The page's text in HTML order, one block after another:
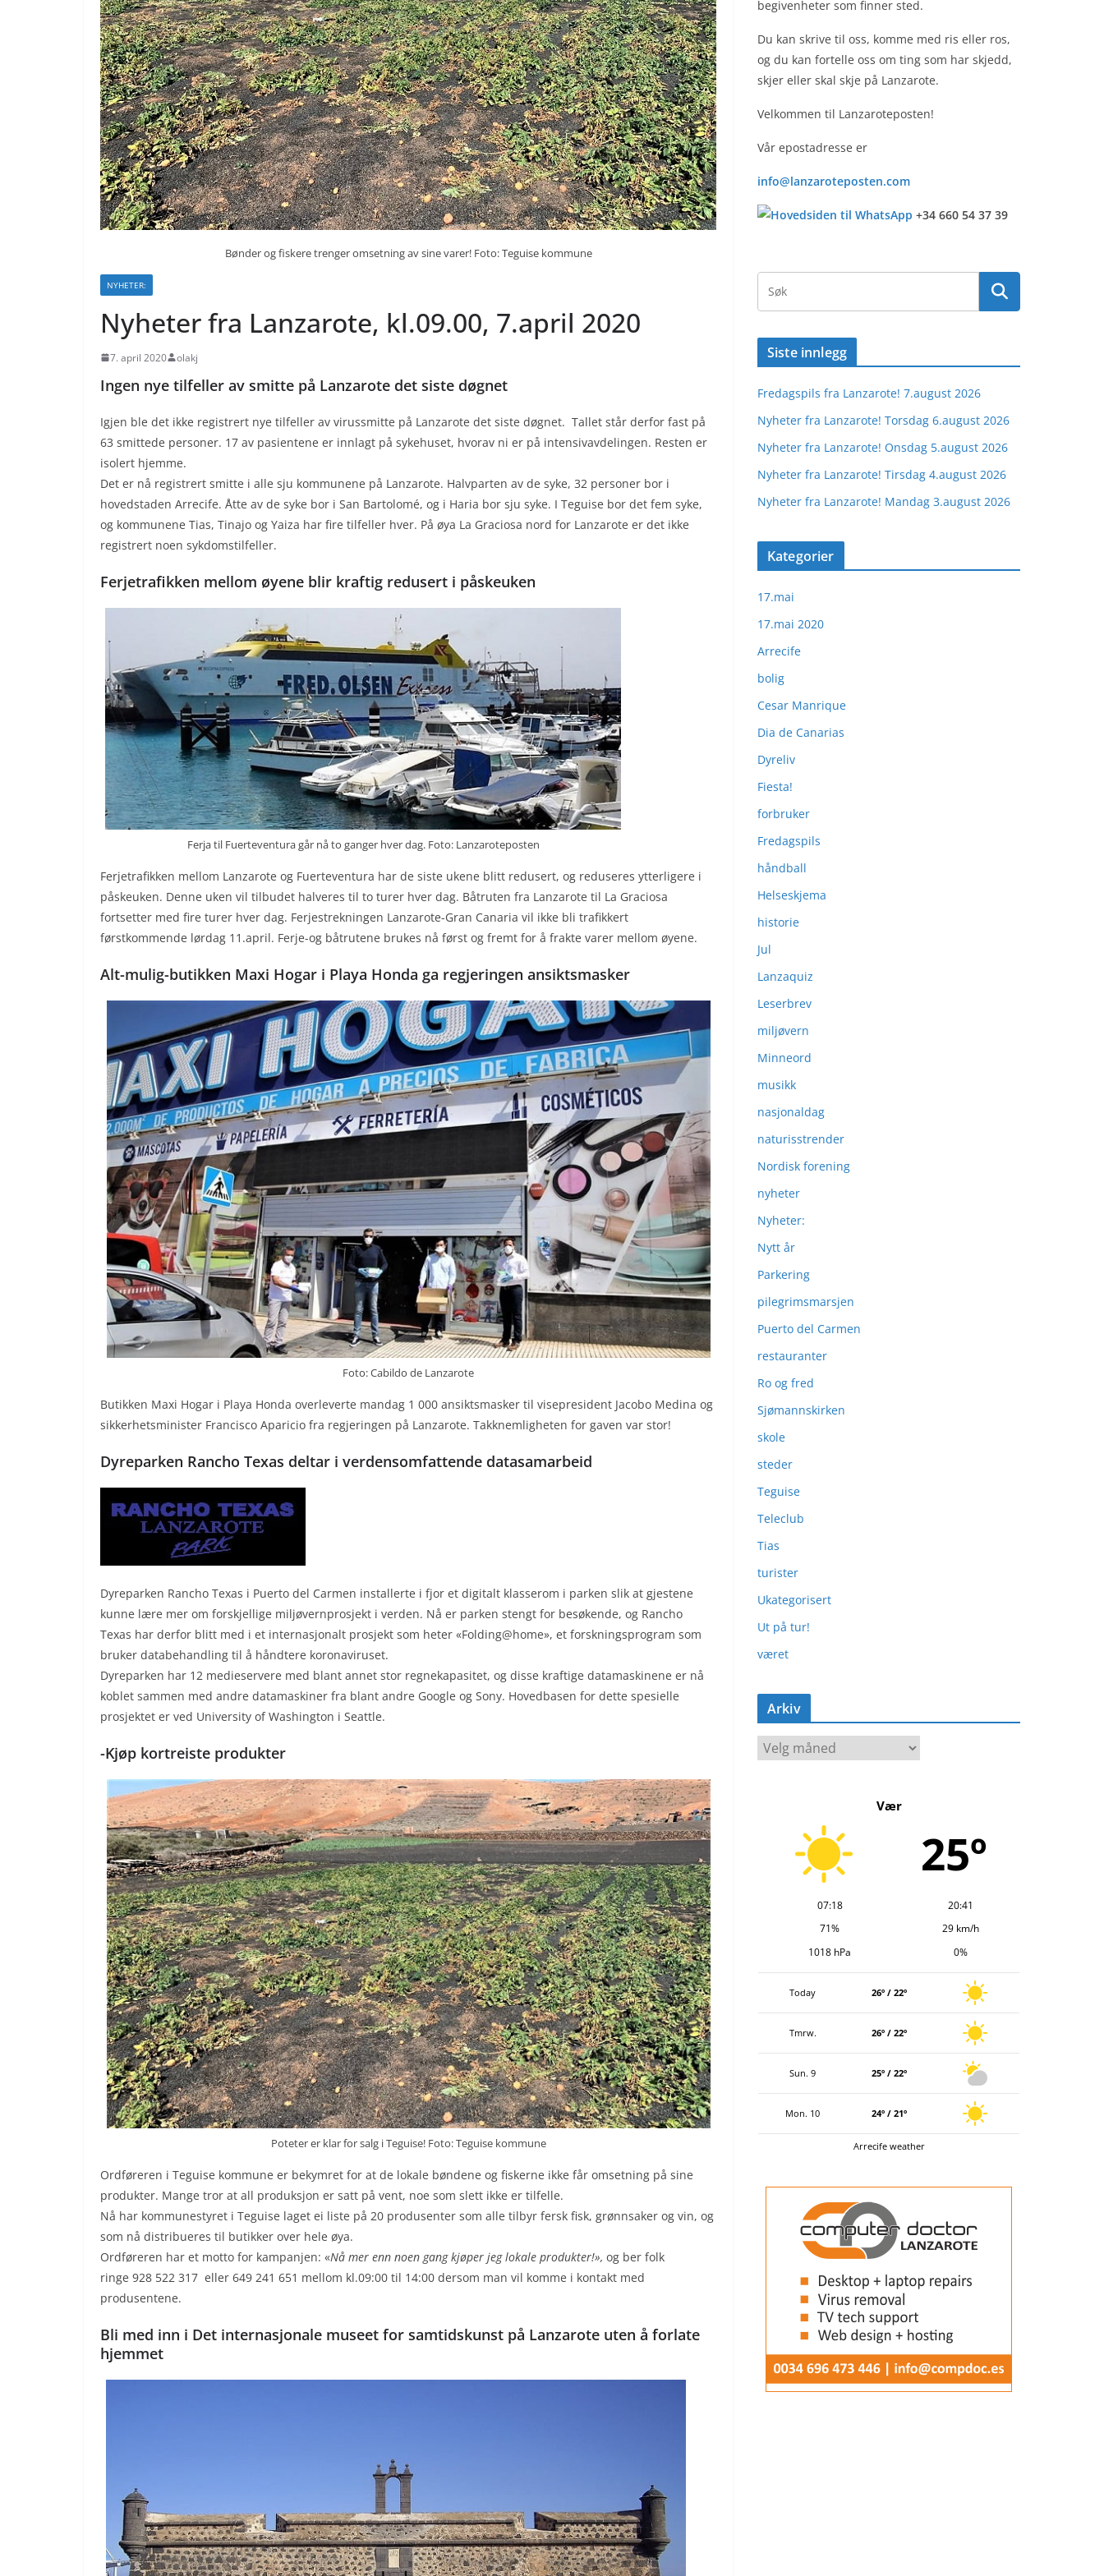
Bønder og fiskere trenger omsetning av sine varer! Foto: Teguise kommune
NYHETER:
Nyheter fra Lanzarote, kl.09.00, 7.april 2020
7. april 2020 olakj
Ingen nye tilfeller av smitte på Lanzarote det siste døgnet
Igjen ble det ikke registrert nye tilfeller av virussmitte på Lanzarote det siste døgnet. Tallet står derfor fast på
63 smittede personer. 17 av pasientene er innlagt på sykehuset, hvorav ni er på intensivavdelingen. Resten er
isolert hjemme.
Det er nå registrert smitte i alle sju kommunene på Lanzarote. Halvparten av de syke, 32 personer bor i
hovedstaden Arrecife. Åtte av de syke bor i San Bartolomé, og i Haria bor sju syke. I Teguise bor det fem syke,
og kommunene Tias, Tinajo og Yaiza har fire tilfeller hver. På øya La Graciosa nord for Lanzarote er det ikke
registrert noen sykdomstilfeller.
Ferjetrafikken mellom øyene blir kraftig redusert i påskeuken
Ferja til Fuerteventura går nå to ganger hver dag. Foto: Lanzaroteposten
Ferjetrafikken mellom Lanzarote og Fuerteventura har de siste ukene blitt redusert, og reduseres ytterligere i
påskeuken. Denne uken vil tilbudet halveres til to turer hver dag. Båtruten fra Lanzarote til La Graciosa
fortsetter med fire turer hver dag. Ferjestrekningen Lanzarote-Gran Canaria vil ikke bli trafikkert
førstkommende lørdag 11.april. Ferje-og båtrutene brukes nå først og fremt for å frakte varer mellom øyene.
Alt-mulig-butikken Maxi Hogar i Playa Honda ga regjeringen ansiktsmasker
Foto: Cabildo de Lanzarote
Butikken Maxi Hogar i Playa Honda overleverte mandag 1 000 ansiktsmasker til visepresident Jacobo Medina og
sikkerhetsminister Francisco Aparicio fra regjeringen på Lanzarote. Takknemligheten for gaven var stor!
Dyreparken Rancho Texas deltar i verdensomfattende datasamarbeid
Dyreparken Rancho Texas i Puerto del Carmen installerte i fjor et digitalt klasserom i parken slik at gjestene
kunne lære mer om forskjellige miljøvernprosjekt i verden. Nå er parken stengt for besøkende, og Rancho
Texas har derfor blitt med i et internasjonalt prosjekt som heter «Folding@home», et forskningsprogram som
bruker databehandling til å håndtere koronaviruset.
Dyreparken har 12 medieservere med blant annet stor regnekapasitet, og disse kraftige datamaskinene er nå
koblet sammen med andre datamaskiner fra blant andre Google og Sony. Hovedbasen for dette spesielle
prosjektet er ved University of Washington i Seattle.
-Kjøp kortreiste produkter
Poteter er klar for salg i Teguise! Foto: Teguise kommune
Ordføreren i Teguise kommune er bekymret for at de lokale bøndene og fiskerne ikke får omsetning på sine
produkter. Mange tror at all produksjon er satt på vent, noe som slett ikke er tilfelle.
Nå har kommunestyret i Teguise laget ei liste på 20 produsenter som alle tilbyr fersk fisk, grønnsaker og vin, og
som nå distribueres til butikker over hele øya.
Ordføreren har et motto for kampanjen: «Nå mer enn noen gang kjøper jeg lokale produkter!», og ber folk
ringe 928 522 317 eller 649 241 651 mellom kl.09:00 til 14:00 dersom man vil komme i kontakt med
produsentene.
Bli med inn i Det internasjonale museet for samtidskunst på Lanzarote uten å forlate
hjemmet
begivenheter som finner sted.
Du kan skrive til oss, komme med ris eller ros,
og du kan fortelle oss om ting som har skjedd,
skjer eller skal skje på Lanzarote.
Velkommen til Lanzaroteposten!
Vår epostadresse er
info@lanzaroteposten.com
+34 660 54 37 39
Siste innlegg
Fredagspils fra Lanzarote! 7.august 2026
Nyheter fra Lanzarote! Torsdag 6.august 2026
Nyheter fra Lanzarote! Onsdag 5.august 2026
Nyheter fra Lanzarote! Tirsdag 4.august 2026
Nyheter fra Lanzarote! Mandag 3.august 2026
Kategorier
17.mai
17.mai 2020
Arrecife
bolig
Cesar Manrique
Dia de Canarias
Dyreliv
Fiesta!
forbruker
Fredagspils
håndball
Helseskjema
historie
Jul
Lanzaquiz
Leserbrev
miljøvern
Minneord
musikk
nasjonaldag
naturisstrender
Nordisk forening
nyheter
Nyheter:
Nytt år
Parkering
pilegrimsmarsjen
Puerto del Carmen
restauranter
Ro og fred
Sjømannskirken
skole
steder
Teguise
Teleclub
Tias
turister
Ukategorisert
Ut på tur!
været
Arkiv
A
r
Vær
25º
07:18
20:41
71%
29 km/h
1018 hPa
0%
Today 26º / 22º
Tmrw. 26º / 22º
Sun. 9 25º / 22º
Mon. 10 24º / 21º
Arrecife weather